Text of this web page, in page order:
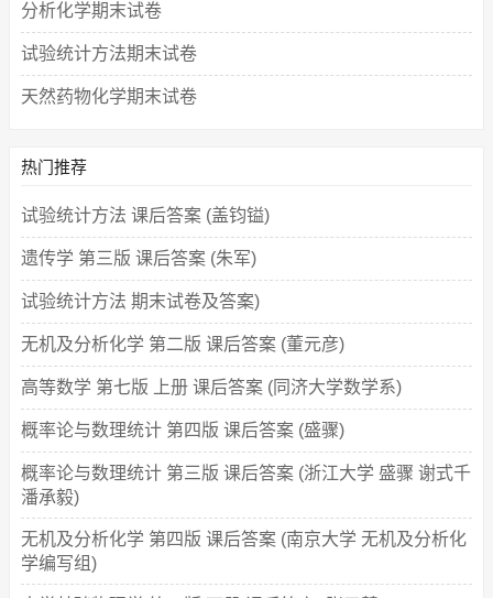
分析化学期末试卷
试验统计方法期末试卷
天然药物化学期末试卷
热门推荐
试验统计方法 课后答案 (盖钧镒)
遗传学 第三版 课后答案 (朱军)
试验统计方法 期末试卷及答案)
无机及分析化学 第二版 课后答案 (董元彦)
高等数学 第七版 上册 课后答案 (同济大学数学系)
概率论与数理统计 第四版 课后答案 (盛骤)
概率论与数理统计 第三版 课后答案 (浙江大学 盛骤 谢式千
潘承毅)
无机及分析化学 第四版 课后答案 (南京大学 无机及分析化
学编写组)